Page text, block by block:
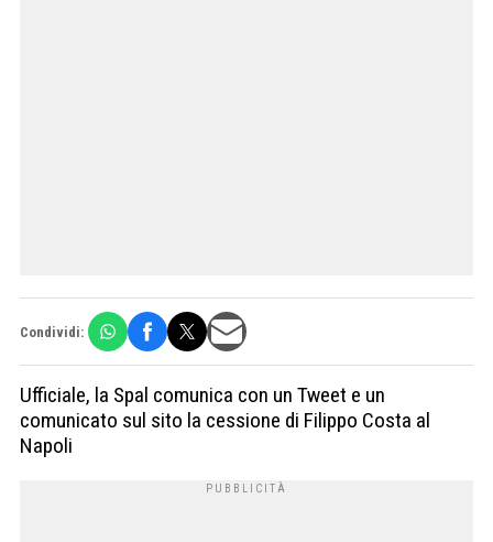
Condividi:
Ufficiale, la Spal comunica con un Tweet e un
comunicato sul sito la cessione di Filippo Costa al
Napoli